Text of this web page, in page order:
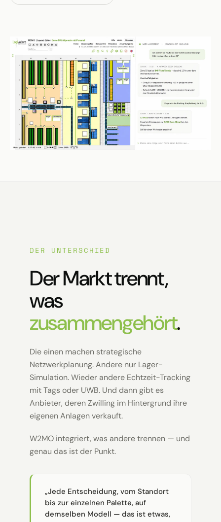
DER UNTERSCHIED
Der Markt trennt,
was
zusammengehört.
Die einen machen strategische
Netzwerkplanung. Andere nur Lager-
Simulation. Wieder andere Echtzeit-Tracking
mit Tags oder UWB. Und dann gibt es
Anbieter, deren Zwilling im Hintergrund ihre
eigenen Anlagen verkauft.
W2MO integriert, was andere trennen — und
genau das ist der Punkt.
„Jede Entscheidung, vom Standort
bis zur einzelnen Palette, auf
demselben Modell — das ist etwas,